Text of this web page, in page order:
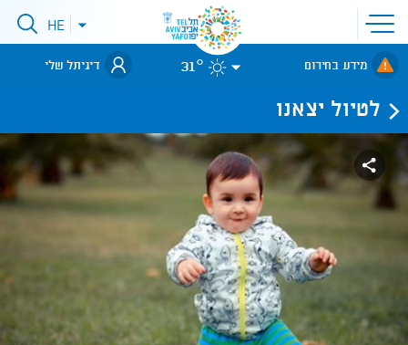
פתיחת
תפריט
אתר
לאתר עיריית
תל-אביב
פתיחתHE
מידע בחירום 31° דיגיתל שלי
לטיול יצאנו